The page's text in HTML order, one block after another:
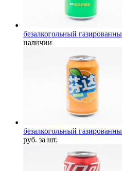
безалкогольный
наличии
безалкогольный
руб. за шт.